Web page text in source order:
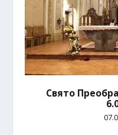
Свято